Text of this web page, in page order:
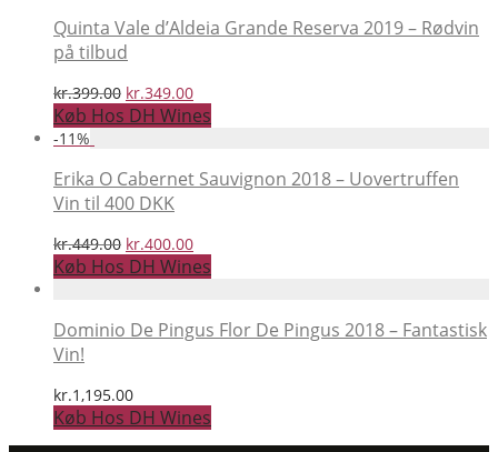
Quinta Vale d’Aldeia Grande Reserva 2019 – Rødvin
på tilbud
kr.399.00 Den
oprindelige
pris
kr.399.00.
kr.349.00Den
aktuelle
pris
kr.349.00.
Køb Hos DH Wines
-11%
Erika O Cabernet Sauvignon 2018 – Uovertruffen
Vin til 400 DKK
kr.449.00 Den
oprindelige
pris
kr.449.00.
kr.400.00Den
aktuelle
pris
kr.400.00.
Køb Hos DH Wines
Dominio De Pingus Flor De Pingus 2018 – Fantastisk
Vin!
kr.1,195.00
Køb Hos DH Wines